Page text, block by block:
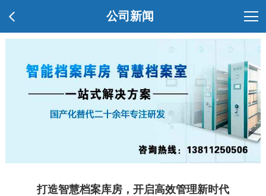
公司新闻
打造智慧档案库房，开启高效管理新时代